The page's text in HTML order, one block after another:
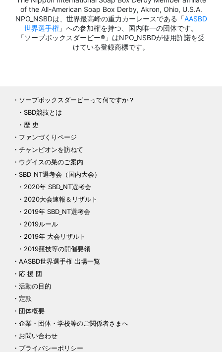
of the All-American Soap Box Derby, Akron, Ohio, U.S.A.
NPO_NSBDは、世界最高峰の重力カーレースである「AASBD
世界選手権 」への参加権を持つ、国内唯一の団体です。
「ソープボックスダービー®」はNPO_NSBDが使用許諾を受
けている登録商標です。
ソープボックスダービーって何ですか？
SBD競技とは
歴 史
ファンづくりページ
チャンピオンを訪ねて
ウグイスの巣のご案内
SBD_NT選考会（国内大会）
2020年 SBD_NT選考会
2020大会速報＆リザルト
2019年 SBD_NT選考会
2019ルール
2019年 大会リザルト
2019競技等の開催要領
AASBD世界選手権 出場一覧
応 援 団
活動の目的
定款
団体概要
企業・団体・学校等のご関係者さまへ
お問い合わせ
プライバシーポリシー